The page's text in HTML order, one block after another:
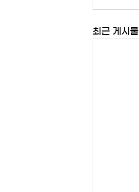
최근 게시물